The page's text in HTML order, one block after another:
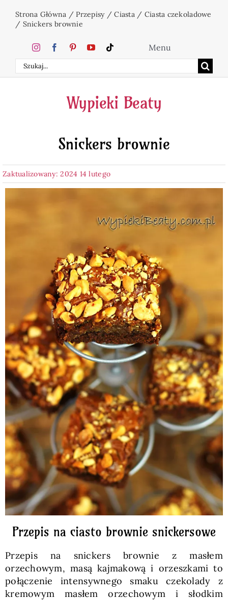
zawartości
Strona Główna /Przepisy/Ciasta/ Ciasta czekoladowe
/ Snickers brownie
Szukaj
Menu
Home
Ciasta
Desery
Przetwory
Posiłki
Zdrowo i fit
Kuchnie świata
SKLEP
Polski
Wypieki Beaty
Snickers brownie
Zaktualizowany: 2024 14 lutego
Przepis na ciasto brownie snickersowe
Przepis na snickers brownie z masłem
orzechowym, masą kajmakową i orzeszkami to
połączenie intensywnego smaku czekolady z
kremowym masłem orzechowym i słodkim